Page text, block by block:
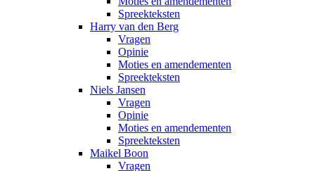
Spreekteksten
Harry van den Berg
Vragen
Opinie
Moties en amendementen
Spreekteksten
Niels Jansen
Vragen
Opinie
Moties en amendementen
Spreekteksten
Maikel Boon
Vragen